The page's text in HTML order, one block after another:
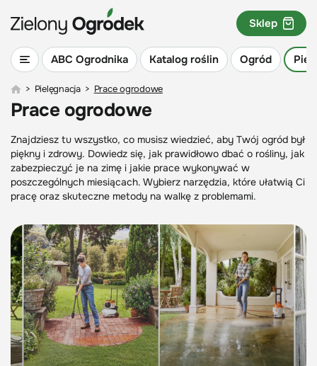
ABC Ogrodnika Katalog roślin Ogród
Sklep
> Pielęgnacja > Prace ogrodowe
Prace ogrodowe
Znajdziesz tu wszystko, co musisz wiedzieć, aby Twój ogród był
piękny i zdrowy. Dowiedz się, jak prawidłowo dbać o rośliny, jak
zabezpieczyć je na zimę i jakie prace wykonywać w
poszczególnych miesiącach. Wybierz narzędzia, które ułatwią Ci
pracę oraz skuteczne metody na walkę z problemami.